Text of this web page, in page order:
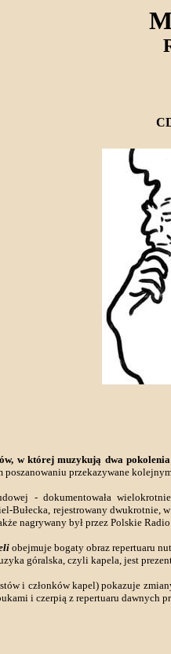
w której muzykują dwa
przekazywane
- dokumentowała
Bułecka, rejestrowany dwukrotnie,
nagrywany był przez Polskie
obejmuje bogaty obraz repertuaru
góralska, czyli kapela, jest
i członków kapel) pokazuje
i czerpią z repertuaru